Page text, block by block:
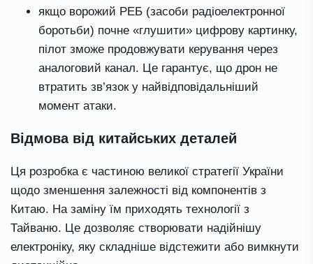
якщо ворожий РЕБ (засоби радіоелектронної
боротьби) почне «глушити» цифрову картинку,
пілот зможе продовжувати керування через
аналоговий канал. Це гарантує, що дрон не
втратить зв’язок у найвідповідальніший
момент атаки.
Відмова від китайських деталей
Ця розробка є частиною великої стратегії України
щодо зменшення залежності від компонентів з
Китаю. На заміну їм приходять технології з
Тайваню. Це дозволяє створювати надійнішу
електроніку, яку складніше відстежити або вимкнути